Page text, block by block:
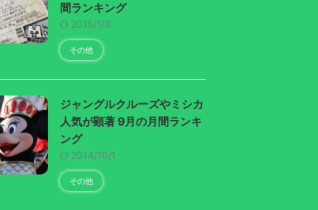
間ランキング
2015/1/3
その他
ジャングルクルーズやミシカ
人気が顕著 9月の月間ランキ
ング
2014/10/1
その他